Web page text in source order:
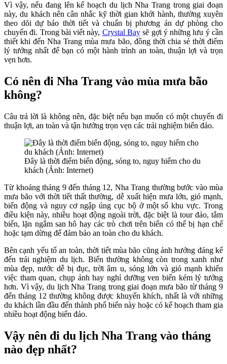
Vì vậy, nếu đang lên kế hoạch du lịch Nha Trang trong giai đoạn
này, du khách nên cân nhắc kỹ thời gian khởi hành, thường xuyên
theo dõi dự báo thời tiết và chuẩn bị phương án dự phòng cho
chuyến đi. Trong bài viết này, Crystal Bay sẽ gợi ý những lưu ý cần
thiết khi đến Nha Trang mùa mưa bão, đồng thời chia sẻ thời điểm
lý tưởng nhất để bạn có một hành trình an toàn, thuận lợi và trọn
vẹn hơn.
Có nên đi Nha Trang vào mùa mưa bão
không?
Câu trả lời là không nên, đặc biệt nếu bạn muốn có một chuyến đi
thuận lợi, an toàn và tận hưởng trọn vẹn các trải nghiệm biển đảo.
Đây là thời điểm biển động, sóng to, nguy hiểm cho du
khách (Ảnh: Internet)
Từ khoảng tháng 9 đến tháng 12, Nha Trang thường bước vào mùa
mưa bão với thời tiết thất thường, dễ xuất hiện mưa lớn, gió mạnh,
biển động và nguy cơ ngập úng cục bộ ở một số khu vực. Trong
điều kiện này, nhiều hoạt động ngoài trời, đặc biệt là tour đảo, tắm
biển, lặn ngắm san hô hay các trò chơi trên biển có thể bị hạn chế
hoặc tạm dừng để đảm bảo an toàn cho du khách.
Bên cạnh yếu tố an toàn, thời tiết mùa bão cũng ảnh hưởng đáng kể
đến trải nghiệm du lịch. Biển thường không còn trong xanh như
mùa đẹp, nước dễ bị đục, trời âm u, sóng lớn và gió mạnh khiến
việc tham quan, chụp ảnh hay nghỉ dưỡng ven biển kém lý tưởng
hơn. Vì vậy, du lịch Nha Trang trong giai đoạn mưa bão từ tháng 9
đến tháng 12 thường không được khuyến khích, nhất là với những
du khách lần đầu đến thành phố biển này hoặc có kế hoạch tham gia
nhiều hoạt động biển đảo.
Vậy nên đi du lịch Nha Trang vào tháng
nào đẹp nhất?